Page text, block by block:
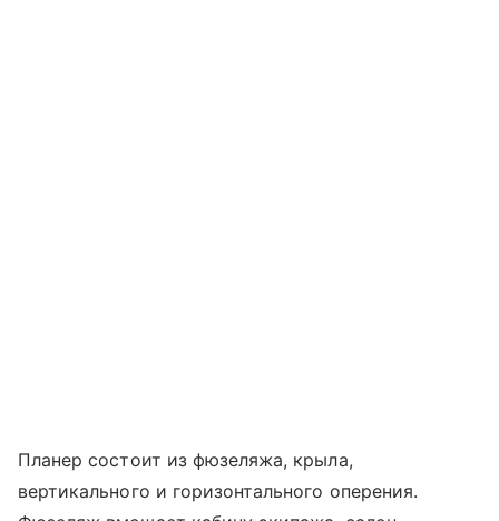
Планер состоит из фюзеляжа, крыла,
вертикального и горизонтального оперения.